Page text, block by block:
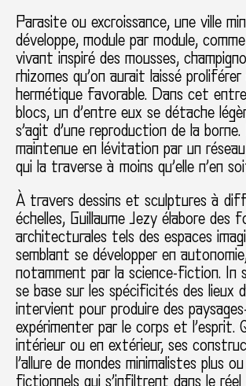
Parasite ou excroissance, une ville
développe, module par module,
vivant inspiré des mousses,
rhizomes qu’on aurait laissé proliférer
hermétique favorable. Dans cet
blocs, un d’entre eux se détache
s’agit d’une reproduction de la
maintenue en lévitation par un
qui la traverse à moins qu’elle n’en
À travers dessins et sculptures à
échelles, Guillaume Jezy élabore des
architecturales tels des espaces
semblant se développer en
notamment par la science-fiction. In
se base sur les spécificités des lieux
intervient pour produire des
expérimenter par le corps et l’esprit.
intérieur ou en extérieur, ses
l’allure de mondes minimalistes plus
fictionnels qui s’infiltrent dans le réel